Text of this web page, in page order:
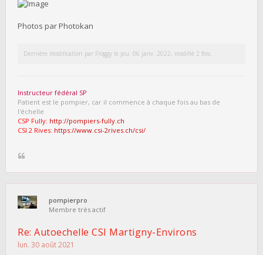
Photos par Photokan
Dernière modification par Froggy le jeu. 06 janv. 2022, modifié 2 fois.
Instructeur fédéral SP
Patient est le pompier, car il commence à chaque fois au bas de
l'échelle
CSP Fully: http://pompiers-fully.ch
CSI 2 Rives: https://www.csi-2rives.ch/csi/
pompierpro
Membre très actif
Re: Autoechelle CSI Martigny-Environs
lun. 30 août 2021